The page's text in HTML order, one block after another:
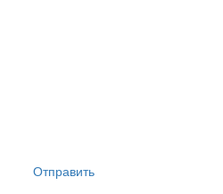
Отправить